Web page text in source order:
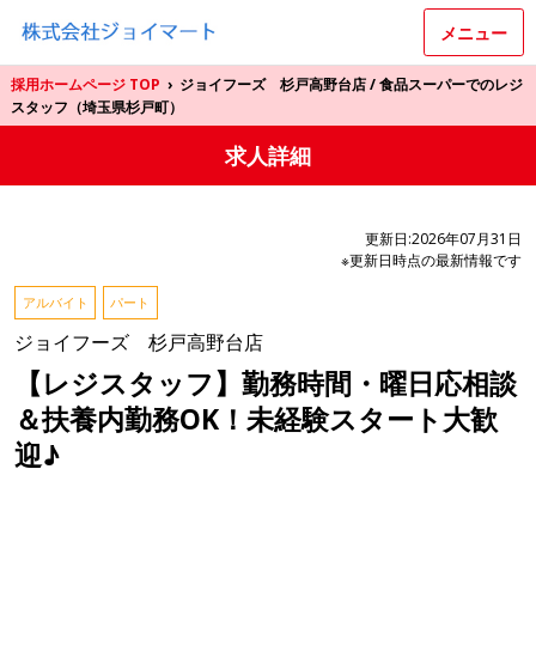
メニュー
採用ホームページ TOP › ジョイフーズ 杉戸高野台店 / 食品スーパーでのレジ
スタッフ（埼玉県杉戸町）
求人詳細
更新日:2026年07月31日
※更新日時点の最新情報です
アルバイト パート
ジョイフーズ 杉戸高野台店
【レジスタッフ】勤務時間・曜日応相談
＆扶養内勤務OK！未経験スタート大歓
迎♪